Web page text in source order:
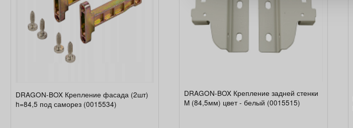
DRAGON-BOX Крепление фасада (2шт)
h=84,5 под саморез (0015534)
DRAGON-BOX Крепление задней стенки
M (84,5мм) цвет - белый (0015515)